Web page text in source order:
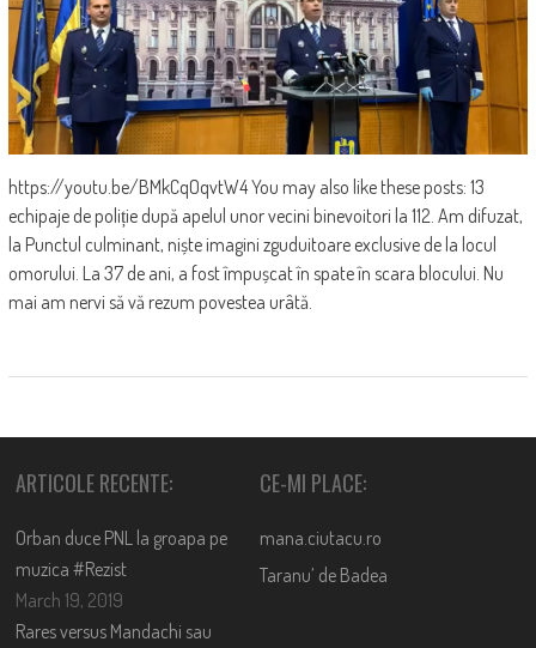
https://youtu.be/BMkCqOqvtW4 You may also like these posts: 13
echipaje de poliție după apelul unor vecini binevoitori la 112. Am difuzat,
la Punctul culminant, niște imagini zguduitoare exclusive de la locul
omorului. La 37 de ani, a fost împușcat în spate în scara blocului. Nu
mai am nervi să vă rezum povestea urâtă.
ARTICOLE RECENTE:
Orban duce PNL la groapa pe
muzica #Rezist
March 19, 2019
Rares versus Mandachi sau
CE-MI PLACE:
mana.ciutacu.ro
Taranu’ de Badea